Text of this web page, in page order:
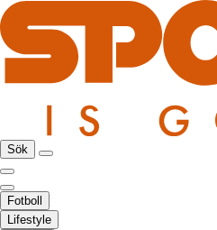
Sök
Fotboll
Lifestyle